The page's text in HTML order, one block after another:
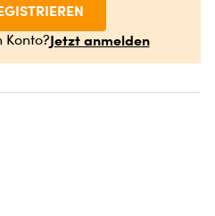
Konto?Jetzt anmelden